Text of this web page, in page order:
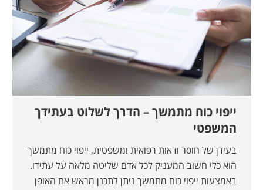
ייפוי כוח מתמשך – הדרך לשלוט בעתידך
המשפטי
בעידן של חוסר ודאות רפואית ומשפטית, ייפוי כוח מתמשך
הוא כלי חשוב המעניק לכל אדם שליטה מלאה על עתידו.
באמצעות ייפוי כוח מתמשך ניתן לתכנן מראש את האופן